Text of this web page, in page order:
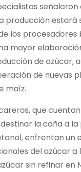
señalaron
producción estará
los procesadores
mayor
de azúcar,
de nuevas
maíz.
que
la caña a
enfrentan un
del azúcar a
sin refinar en